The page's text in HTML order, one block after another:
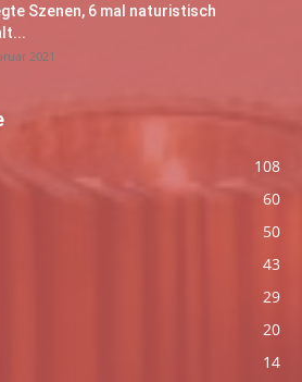
Szenen, 6 mal naturistisch
2021
108
60
50
43
29
20
14